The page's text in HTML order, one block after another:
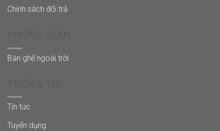
Chính sách đổi trả
Bàn ghế ngoài trời
Tin tức
Tuyển dụng